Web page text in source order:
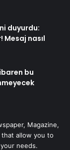
duyurdu:
Mesaj nasıl
bu
Magazine,
allow you to
needs.